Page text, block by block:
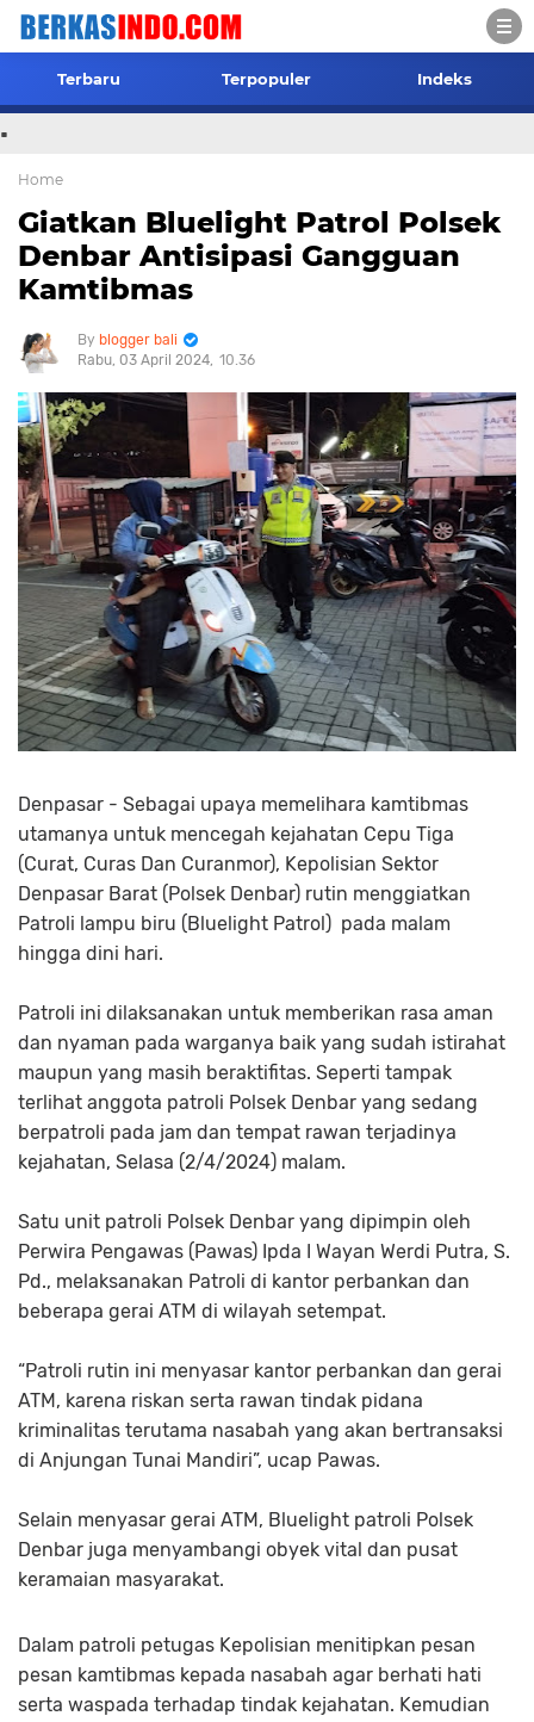
Terbaru Terpopuler Indeks
.
Home
Giatkan Bluelight Patrol Polsek
Denbar Antisipasi Gangguan
Kamtibmas
blogger bali
Rabu, 03 April 2024 10.36
Denpasar - Sebagai upaya memelihara kamtibmas
utamanya untuk mencegah kejahatan Cepu Tiga
(Curat, Curas Dan Curanmor), Kepolisian Sektor
Denpasar Barat (Polsek Denbar) rutin menggiatkan
Patroli lampu biru (Bluelight Patrol) pada malam
hingga dini hari.
Patroli ini dilaksanakan untuk memberikan rasa aman
dan nyaman pada warganya baik yang sudah istirahat
maupun yang masih beraktifitas. Seperti tampak
terlihat anggota patroli Polsek Denbar yang sedang
berpatroli pada jam dan tempat rawan terjadinya
kejahatan, Selasa (2/4/2024) malam.
Satu unit patroli Polsek Denbar yang dipimpin oleh
Perwira Pengawas (Pawas) Ipda I Wayan Werdi Putra, S.
Pd., melaksanakan Patroli di kantor perbankan dan
beberapa gerai ATM di wilayah setempat.
“Patroli rutin ini menyasar kantor perbankan dan gerai
ATM, karena riskan serta rawan tindak pidana
kriminalitas terutama nasabah yang akan bertransaksi
di Anjungan Tunai Mandiri”, ucap Pawas.
Selain menyasar gerai ATM, Bluelight patroli Polsek
Denbar juga menyambangi obyek vital dan pusat
keramaian masyarakat.
Dalam patroli petugas Kepolisian menitipkan pesan
pesan kamtibmas kepada nasabah agar berhati hati
serta waspada terhadap tindak kejahatan. Kemudian